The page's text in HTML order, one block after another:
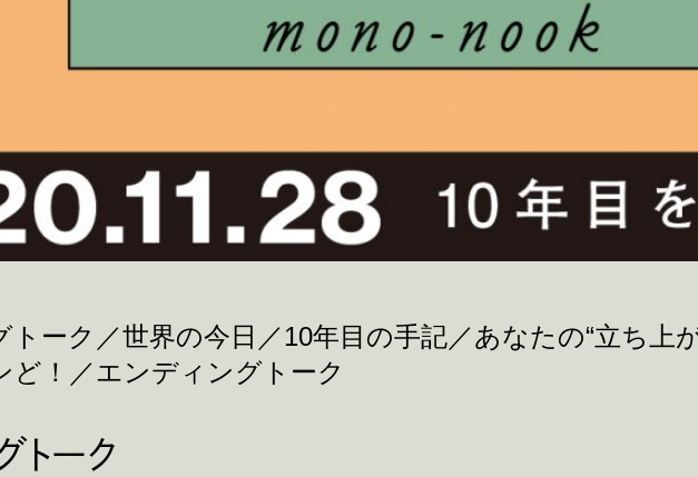
ーク／世界の今日／10年目の手記／あなたの“立ち上
ど！／エンディングトーク
トーク